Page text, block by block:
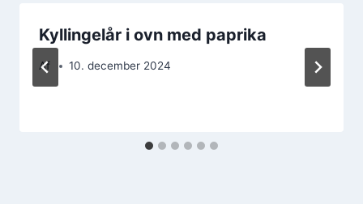
Kyllingelår i ovn med paprika
Af 10. december 2024